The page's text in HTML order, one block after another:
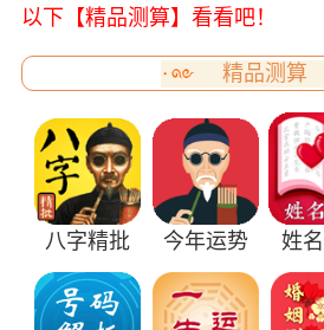
以下【精品测算】看看吧！
精品测算
八字精批 今年运势 姓